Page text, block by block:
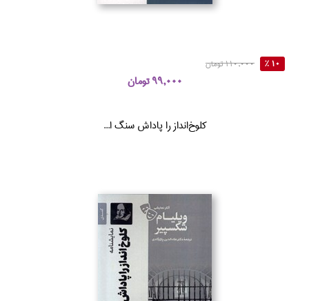
10 % 110,000 تومان
99,000 تومان
كلوخ‌انداز را پاداش سنگ ا...